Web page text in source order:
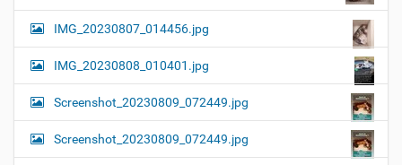
IMG_20230807_014456.jpg
IMG_20230808_010401.jpg
Screenshot_20230809_072449.jpg
Screenshot_20230809_072449.jpg